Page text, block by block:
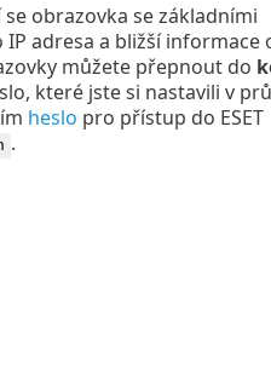
se obrazovka se základními
IP adresa a bližší informace
můžete přepnout do
které jste si nastavili v
heslo pro přístup do ESET
.